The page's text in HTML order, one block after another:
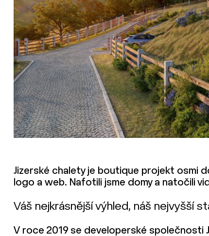
Jizerské chalety je boutique projekt osmi
logo a web. Nafotili jsme domy a natočili
Váš nejkrásnější výhled, náš nejvyšší
V roce 2019 se developerské společnosti